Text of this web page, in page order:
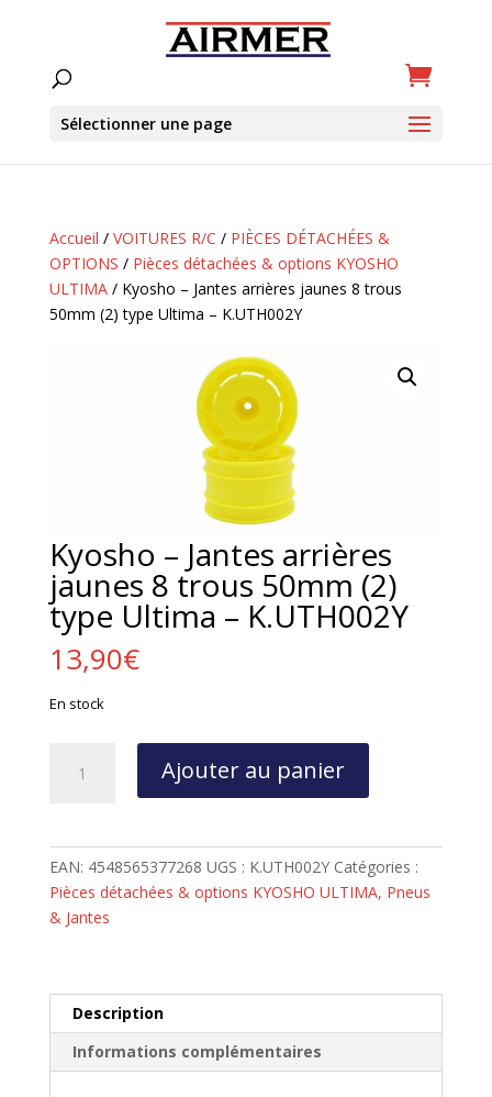
Sélectionner une page
Accueil / VOITURES R/C / PIÈCES DÉTACHÉES &
OPTIONS / Pièces détachées & options KYOSHO
ULTIMA/ Kyosho – Jantes arrières jaunes 8 trous
50mm (2) type Ultima – K.UTH002Y
Kyosho – Jantes arrières
jaunes 8 trous 50mm (2)
type Ultima – K.UTH002Y
13,90€
En stock
arrières
type
Ultima
Ajouter au panier
EAN: 4548565377268 UGS : K.UTH002Y Catégories :
Pièces détachées & options KYOSHO ULTIMA, Pneus
& Jantes
Description
Informations complémentaires